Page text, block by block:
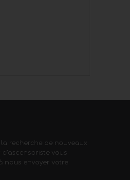
recherche de nouveaux
vous
nous envoyer votre